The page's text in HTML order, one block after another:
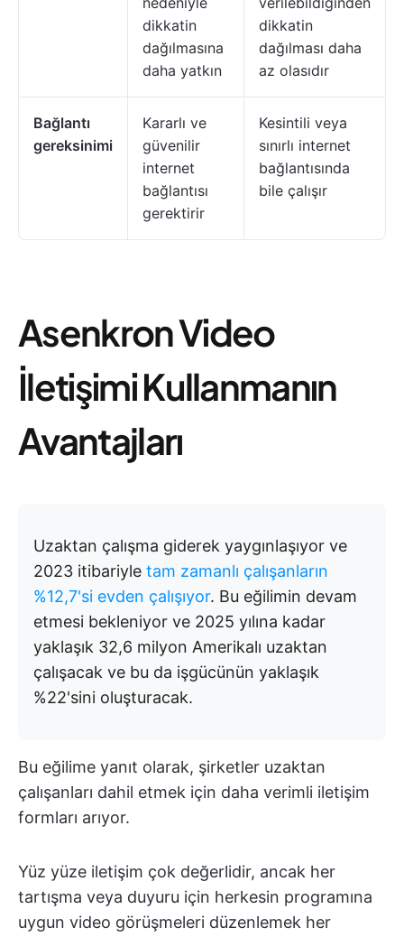
dikkatin
dağılmasına
daha yatkın
dikkatin
dağılması daha
az olasıdır
Bağlantı
gereksinimi
Kararlı ve
güvenilir
internet
bağlantısı
gerektirir
Kesintili veya
sınırlı internet
bağlantısında
bile çalışır
Asenkron Video
İletişimi Kullanmanın
Avantajları
Uzaktan çalışma giderek yaygınlaşıyor ve
2023 itibariyle tam zamanlı çalışanların
%12,7'si evden çalışıyor. Bu eğilimin devam
etmesi bekleniyor ve 2025 yılına kadar
yaklaşık 32,6 milyon Amerikalı uzaktan
çalışacak ve bu da işgücünün yaklaşık
%22'sini oluşturacak.
Bu eğilime yanıt olarak, şirketler uzaktan
çalışanları dahil etmek için daha verimli iletişim
formları arıyor.
Yüz yüze iletişim çok değerlidir, ancak her
tartışma veya duyuru için herkesin programına
uygun video görüşmeleri düzenlemek her